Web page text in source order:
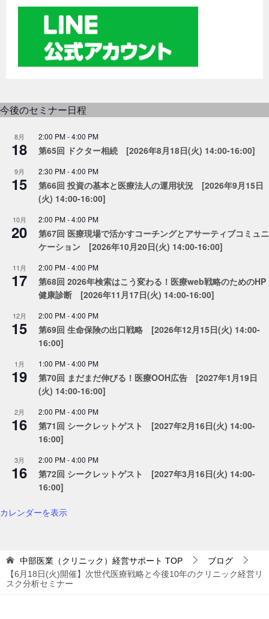
今後のセミナー日程
8月
18
2:00 PM-4:00 PM
第65回 ドクター相続 [2026年8月18日(火) 14:00-16:00]
9月
15
2:30 PM-4:00 PM
第66回 投資の基本と医療法人の運用状況 [2026年9月15日
(火) 14:00-16:00]
10月
20
2:00 PM-4:00 PM
第67回 医療現場で活かすコーチングとアサーティブコミュニ
ケーション [2026年10月20日(火) 14:00-16:00]
11月
17
2:00 PM-4:00 PM
第68回 2026年検索はこう変わる！医療web戦略のためのHP
健康診断 [2026年11月17日(火) 14:00-16:00]
12月
15
2:00 PM-4:00 PM
第69回 生命保険の出口戦略 [2026年12月15日(火) 14:00-
16:00]
1月
19
1:00 PM-4:00 PM
第70回 まだまだ伸びる！医療OOH広告 [2027年1月19日
(火) 14:00-16:00]
2月
16
2:00 PM-4:00 PM
第71回 シークレットゲスト [2027年2月16日(火) 14:00-
16:00]
3月
16
2:00 PM-4:00 PM
第72回 シークレットゲスト [2027年3月16日(火) 14:00-
16:00]
カレンダーを表示
中部医業（クリニック）経営サポート TOP
ブログ
【6月18日(火)開催】次世代医療戦略と今後10年のクリニック経営リ
スク分析セミナー